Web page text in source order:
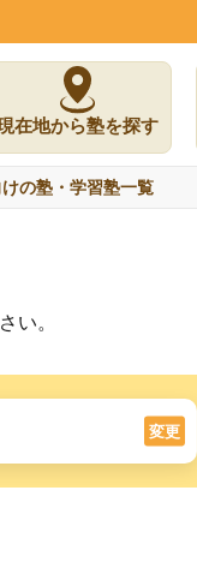
在地から塾を探す
の塾・学習塾一覧
い。
変更